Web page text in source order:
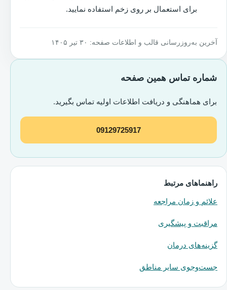
برای استعمال بر روی زخم استفاده نمایید.
آخرین به‌روزرسانی قالب و اطلاعات صفحه: ۳۰ تیر ۱۴۰۵
شماره تماس همین صفحه
برای هماهنگی و دریافت اطلاعات اولیه تماس بگیرید.
09129725917
راهنماهای مرتبط
علائم و زمان مراجعه
مراقبت و پیشگیری
گزینه‌های درمان
جست‌وجوی سایر مناطق